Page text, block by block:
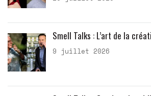
Smell Talks : L’art de la
9 juillet 2026